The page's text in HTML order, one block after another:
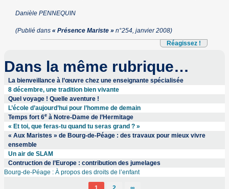
Danièle PENNEQUIN
(Publié dans« Présence Mariste » n°254, janvier 2008)
Réagissez !
Dans la même rubrique…
La bienveillance à l’œuvre chez une enseignante spécialisée
8 décembre, une tradition bien vivante
Quel voyage ! Quelle aventure !
L’école d’aujourd’hui pour l’homme de demain
Temps fort 6eà Notre-Dame de l’Hermitage
« Et toi, que feras-tu quand tu seras grand ? »
« Aux Maristes » de Bourg-de-Péage : des travaux pour mieux vivre
ensemble
Un air de SLAM
Contruction de l’Europe : contribution des jumelages
Bourg-de-Péage : À propos des droits de l’enfant